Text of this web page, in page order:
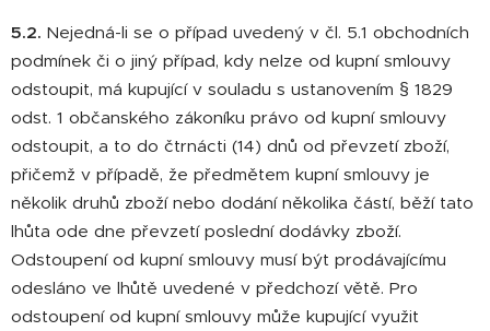
5.2. Nejedná-li se o případ uvedený v čl. 5.1 obchodních
podmínek či o jiný případ, kdy nelze od kupní smlouvy
odstoupit, má kupující v souladu s ustanovením § 1829
odst. 1 občanského zákoníku právo od kupní smlouvy
odstoupit, a to do čtrnácti (14) dnů od převzetí zboží,
přičemž v případě, že předmětem kupní smlouvy je
několik druhů zboží nebo dodání několika částí, běží tato
lhůta ode dne převzetí poslední dodávky zboží.
Odstoupení od kupní smlouvy musí být prodávajícímu
odesláno ve lhůtě uvedené v předchozí větě. Pro
odstoupení od kupní smlouvy může kupující využit